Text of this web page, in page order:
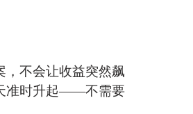
，不会让收益突然飙
准时升起——不需要